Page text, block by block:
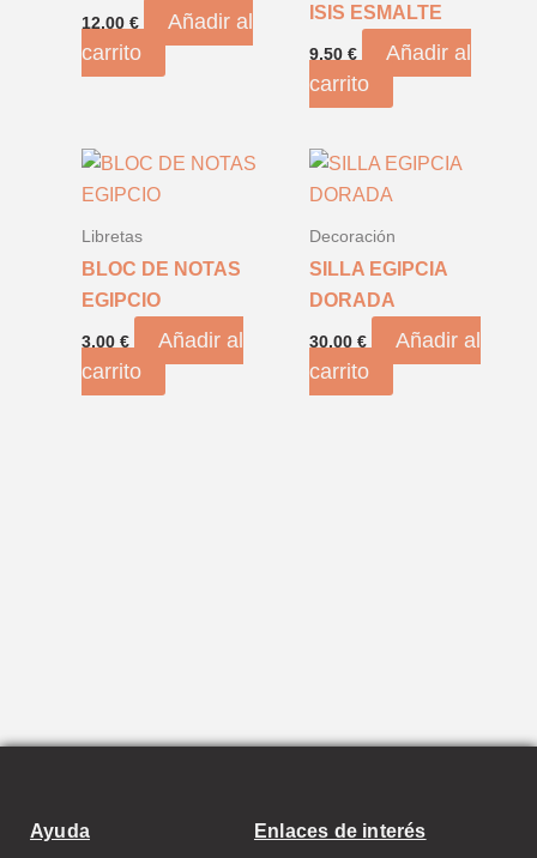
12,00 €
Añadir al
carrito
ISIS ESMALTE
9,50 €
Añadir al
carrito
Libretas
BLOC DE NOTAS
EGIPCIO
3,00 €
Añadir al
carrito
Decoración
SILLA EGIPCIA
DORADA
30,00 €
Añadir al
carrito
Ayuda
Enlaces de interés